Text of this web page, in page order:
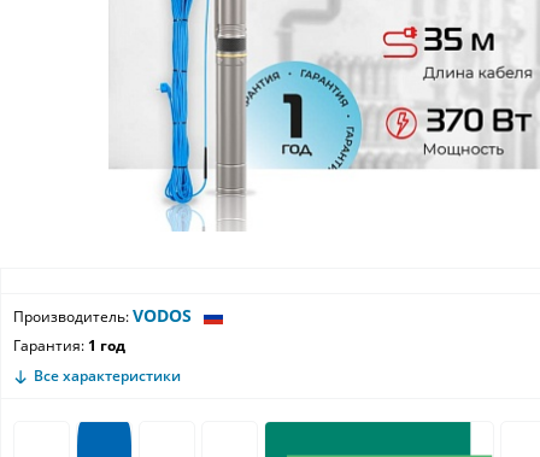
Производитель:VODOS
Гарантия: 1 год
Все характеристики